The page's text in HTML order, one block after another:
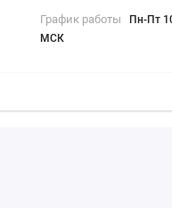
График работы
Пн-Пт
МСК